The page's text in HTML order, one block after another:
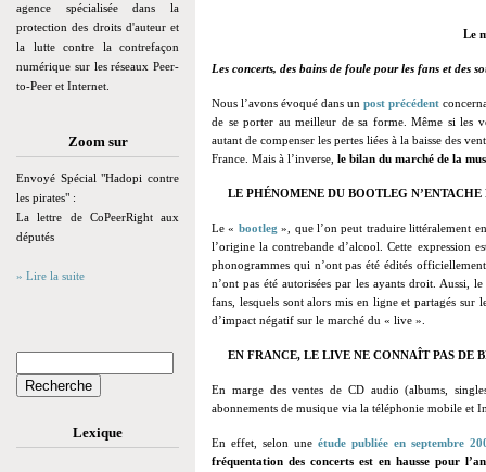
agence spécialisée dans la
protection des droits d'auteur et
la lutte contre la contrefaçon
numérique sur les réseaux Peer-
to-Peer et Internet.
Zoom sur
Envoyé Spécial "Hadopi contre
les pirates" :
La lettre de CoPeerRight aux
députés
» Lire la suite
Lexique
Le
Les concerts, des bains de foule pour les fans et des
Nous l’avons évoqué dans un post précédent
de se porter au meilleur de sa forme. Même si les
autant de compenser les pertes liées à la baisse des
France. Mais à l’inverse, le bilan du marché de la
LE PHÉNOMENE DU BOOTLEG N’ENTACHE
Le « bootleg »
, que l’on peut traduire littéralement
l’origine la contrebande d’alcool. Cette expression
phonogrammes qui n’ont pas été édités
n’ont pas été autorisées par les ayants droit. Aussi,
fans, lesquels sont alors mis en ligne et partagés sur
d’impact négatif sur le marché du « live ».
EN FRANCE, LE LIVE NE CONNAÎT PAS DE
En marge des ventes de CD audio (albums,
abonnements de musique via la téléphonie mobile et
En effet, selon une étude publiée en septembre
fréquentation des concerts est en hausse pour